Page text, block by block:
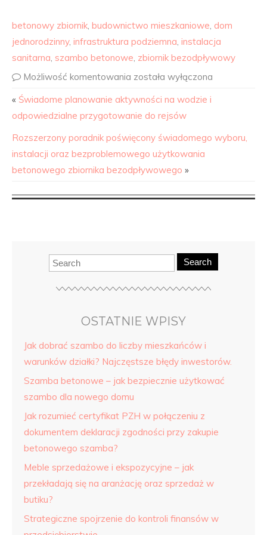
betonowy zbiornik, budownictwo mieszkaniowe, dom
jednorodzinny, infrastruktura podziemna, instalacja
sanitarna, szambo betonowe, zbiornik bezodpływowy
Możliwość komentowania została wyłączona
« Świadome planowanie aktywności na wodzie i
odpowiedzialne przygotowanie do rejsów
Rozszerzony poradnik poświęcony świadomego wyboru,
instalacji oraz bezproblemowego użytkowania
betonowego zbiornika bezodpływowego »
Search
OSTATNIE WPISY
Jak dobrać szambo do liczby mieszkańców i
warunków działki? Najczęstsze błędy inwestorów.
Szamba betonowe – jak bezpiecznie użytkować
szambo dla nowego domu
Jak rozumieć certyfikat PZH w połączeniu z
dokumentem deklaracji zgodności przy zakupie
betonowego szamba?
Meble sprzedażowe i ekspozycyjne – jak
przekładają się na aranżację oraz sprzedaż w
butiku?
Strategiczne spojrzenie do kontroli finansów w